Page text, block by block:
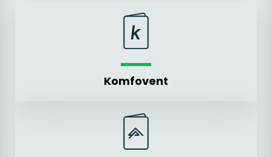
Komfovent